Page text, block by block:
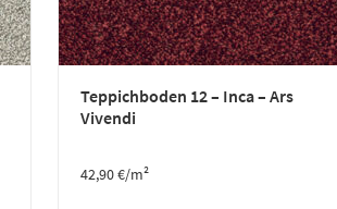
Teppichboden 12 – Inca – Ars
Vivendi
42,90€/m²